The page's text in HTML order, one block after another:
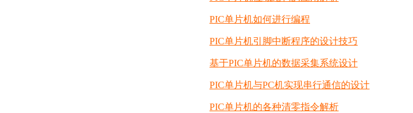
PIC单片机如何进行编程
PIC单片机引脚中断程序的设计技巧
基于PIC单片机的数据采集系统设计
PIC单片机与PC机实现串行通信的设计
PIC单片机的各种清零指令解析